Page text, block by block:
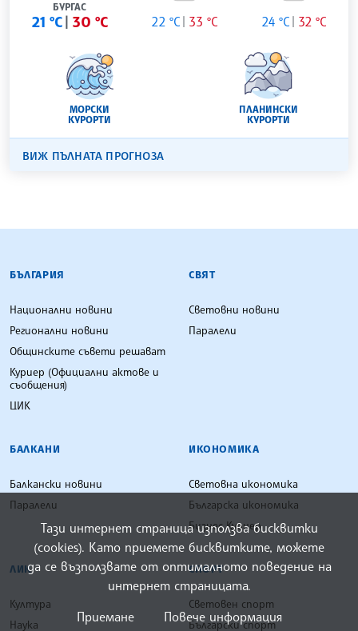
БУРГАС
21 °C 30 °C 22 °C 33 °C 24 °C 32 °C
МОРСКИ
КУРОРТИ
ПЛАНИНСКИ
КУРОРТИ
ВИЖ ПЪЛНАТА ПРОГНОЗА
БЪЛГАРСКА ТЕЛЕГРАФНА АГЕНЦИЯ
БЪЛГАРИЯ
Национални новини
Регионални новини
Общинските съвети решават
Куриер (Официални актове и
съобщения)
ЦИК
СВЯТ
Световни новини
Паралели
БАЛКАНИ
Балкански новини
Паралели
ИКОНОМИКА
Световна икономика
Българска икономика
Бизнес Куриер
ЛИК
Култура
Наука
СПОРТ
Световен спорт
Български спорт
Тази интернет страница използва бисквитки
(cookies). Като приемете бисквитките, можете
да се възползвате от оптималното поведение на
интернет страницата.
Приемане
Повече информация